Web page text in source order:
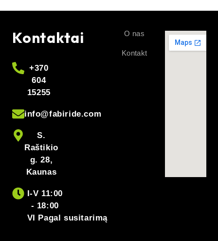
Kontaktai
+370
604
15255
info@fabiride.com
S.
Raštikio
g. 28,
Kaunas
I-V 11:00
- 18:00
VI Pagal susitarimą
O nas
Kontakt